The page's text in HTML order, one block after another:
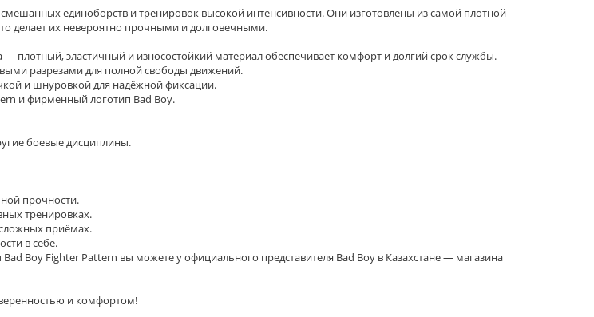
единоборств и тренировок высокой интенсивности. Они изготовлены из самой плотной
делает их невероятно прочными и долговечными.
— плотный, эластичный и износостойкий материал обеспечивает комфорт и долгий срок службы.
разрезами для полной свободы движений.
и шнуровкой для надёжной фиксации.
и фирменный логотип Bad Boy.
боевые дисциплины.
прочности.
тренировках.
приёмах.
в себе.
Boy Fighter Pattern вы можете у официального представителя Bad Boy в Казахстане — магазина
и комфортом!